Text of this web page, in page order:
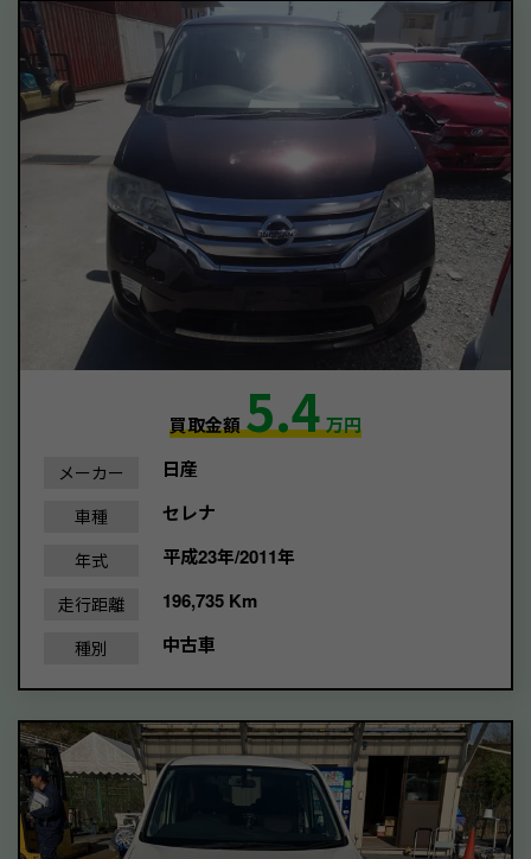
買取金額5.4万円
メーカー 日産
車種 セレナ
年式 平成23年/2011年
走行距離 196,735 Km
種別 中古車